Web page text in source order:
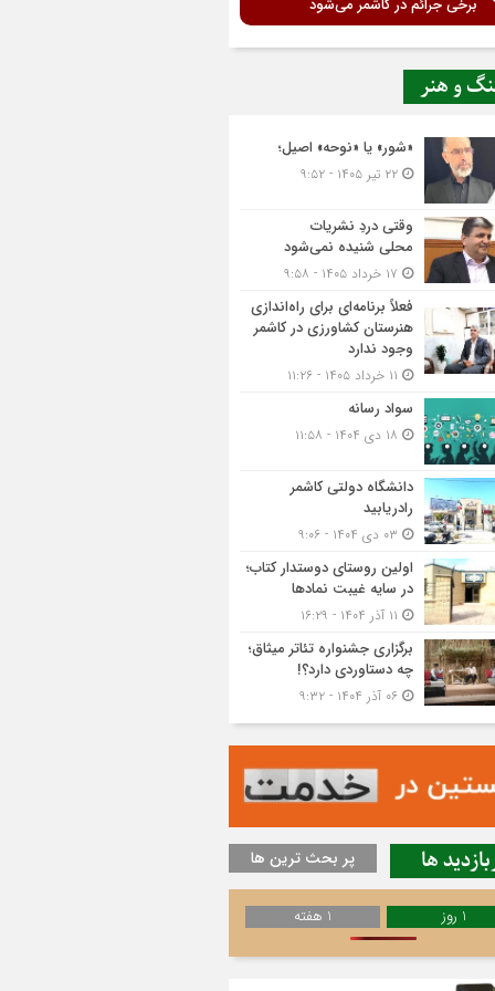
و هنر
«شور» یا «نوحه» اصیل؛
وقتی دردِ نشریات
محلی شنیده نمی‌شود
فعلاً برنامه‌ای برای راه‌اندازی
هنرستان کشاورزی در کاشمر
وجود ندارد
سواد رسانه
دانشگاه دولتی کاشمر‌
رادریابید
اولین روستای دوستدار کتاب؛
در سایه غیبت نمادها
برگزاری جشنواره تئاتر میثاق؛
چه دستاوردی دارد؟!
ها پر بحث ترین ها
1 روز 1 هفته